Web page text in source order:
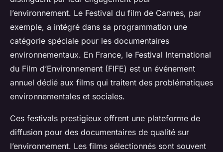
l’environnement. Le Festival du film de Cannes, par
exemple, a intégré dans sa programmation une
catégorie spéciale pour les documentaires
environnementaux. En France, le Festival International
du Film d’Environnement (FIFE) est un événement
annuel dédié aux films qui traitent des problématiques
environnementales et sociales.
Ces festivals prestigieux offrent une plateforme de
diffusion pour des documentaires de qualité sur
l’environnement. Les films sélectionnés sont souvent